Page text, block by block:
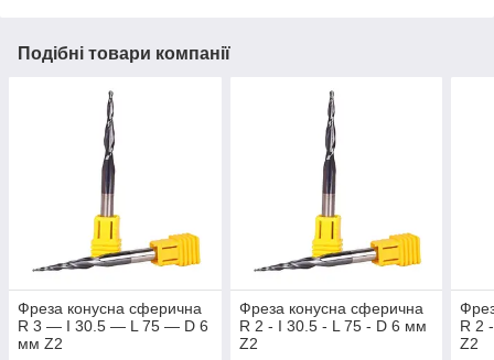
Подібні товари компанії
Фреза конусна сферична
R 3 — I 30.5 — L 75 — D 6
мм Z2
Фреза конусна сферична
R 2 - I 30.5 - L 75 - D 6 мм
Z2
R 2
Z2